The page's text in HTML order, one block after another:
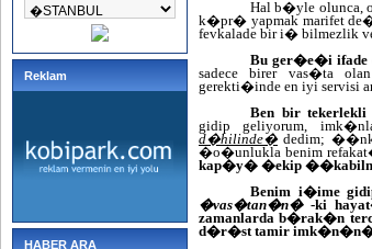
Reklam
HABER ARA
Hal b�yle olunca,
k�pr� yapmak marifet
fevkalade bir i� bilmezlik
Bu ger�e�i ifade
sadece birer vas�ta
gerekti�inde en iyi servisi
Ben bir
gidip geliyorum,
d�hilinde�dedim;
�o�unlukla benim
kap�y� �ekip
Benim i�ime
�vas�tan�n�-ki
zamanlarda b�rak�n
d�r�st tamir imk�n�n�n